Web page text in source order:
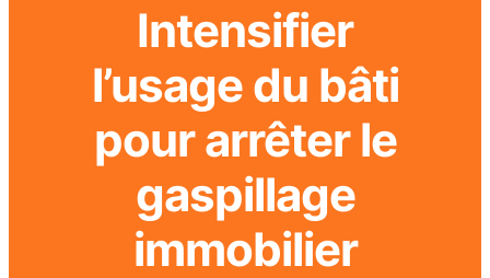
Intensifier
l’usage du bâti
pour arrêter le
gaspillage
immobilier